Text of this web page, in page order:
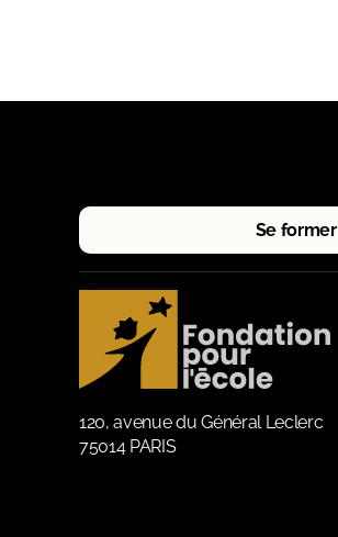
Se former
120, avenue du Général Leclerc
75014 PARIS